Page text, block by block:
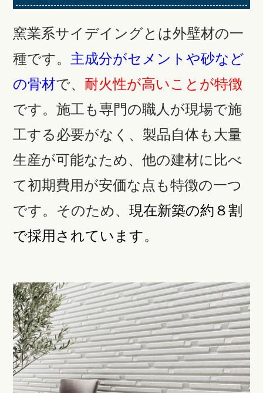
窯業系サイデイングとは外壁材の一
種です。 主成分がセメントや砂など
の骨材で、 耐火性が高いことが特徴
です。施工も専門の職人が現場で施
工する必要がなく、製品自体も大量
生産が可能なため、他の建材に比べ
て初期費用が安価な点も特徴の一つ
です。そのため、現在新築の約８割
で採用されています。